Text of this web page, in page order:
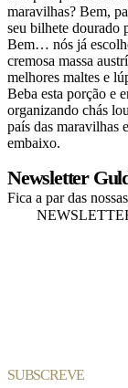
maravilhas? Bem,
seu bilhete dourado
Bem… nós já
cremosa massa
melhores maltes e
Beba esta porção e
organizando chás
país das maravilhas
embaixo.
Newsletter
Fica a par das
SUBSCREVE